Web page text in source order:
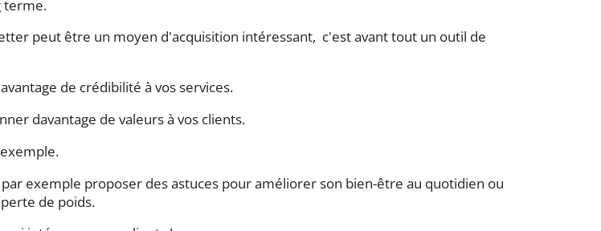
terme.
peut être un moyen d'acquisition intéressant, c'est avant tout un outil de
de crédibilité à vos services.
davantage de valeurs à vos clients.
exemple proposer des astuces pour améliorer son bien-être au quotidien ou
de poids.